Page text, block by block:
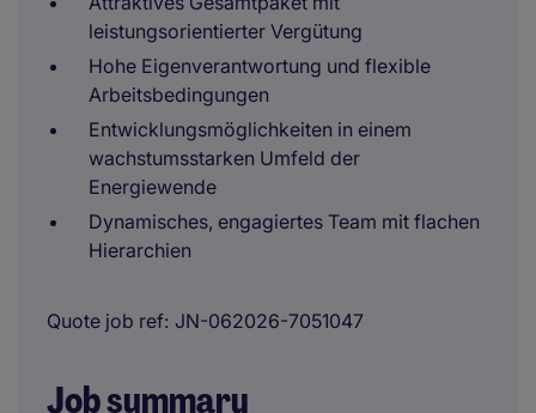
leistungsorientierter Vergütung
Hohe Eigenverantwortung und flexible
Arbeitsbedingungen
Entwicklungsmöglichkeiten in einem
wachstumsstarken Umfeld der
Energiewende
Dynamisches, engagiertes Team mit flachen
Hierarchien
Quote job ref JN-062026-7051047
Job summary